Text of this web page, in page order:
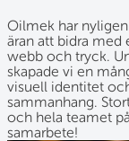
Oilmek har
äran att bidra med
webb och tryck.
skapade vi en
visuell identitet
sammanhang.
och hela teamet
samarbete!